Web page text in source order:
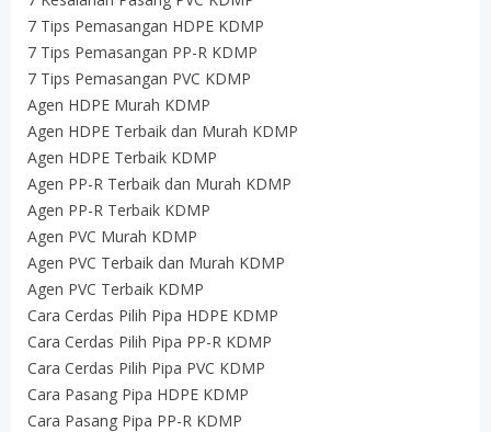
7 Tips Pemasangan HDPE KDMP
7 Tips Pemasangan PP-R KDMP
7 Tips Pemasangan PVC KDMP
Agen HDPE Murah KDMP
Agen HDPE Terbaik dan Murah KDMP
Agen HDPE Terbaik KDMP
Agen PP-R Terbaik dan Murah KDMP
Agen PP-R Terbaik KDMP
Agen PVC Murah KDMP
Agen PVC Terbaik dan Murah KDMP
Agen PVC Terbaik KDMP
Cara Cerdas Pilih Pipa HDPE KDMP
Cara Cerdas Pilih Pipa PP-R KDMP
Cara Cerdas Pilih Pipa PVC KDMP
Cara Pasang Pipa HDPE KDMP
Cara Pasang Pipa PP-R KDMP